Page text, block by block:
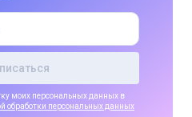
моих персональных данных в
обработки персональных данных